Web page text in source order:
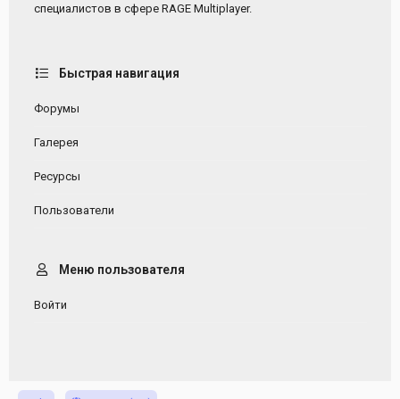
специалистов в сфере RAGE Multiplayer.
Быстрая навигация
Форумы
Галерея
Ресурсы
Пользователи
Меню пользователя
Войти